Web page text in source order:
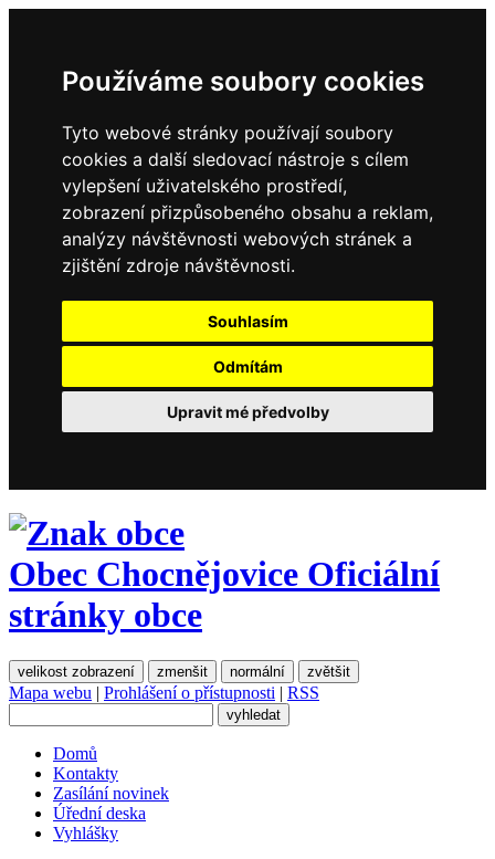
Používáme soubory cookies
Tyto webové stránky používají soubory
cookies a další sledovací nástroje s cílem
vylepšení uživatelského prostředí,
zobrazení přizpůsobeného obsahu a reklam,
analýzy návštěvnosti webových stránek a
zjištění zdroje návštěvnosti.
Souhlasím
Odmítám
Upravit mé předvolby
Obec Chocnějovice Oficiální
stránky obce
velikost zobrazení zmenšit normální zvětšit
Mapa webu | Prohlášení o přístupnosti | RSS
Domů
Kontakty
Zasílání novinek
Úřední deska
Vyhlášky